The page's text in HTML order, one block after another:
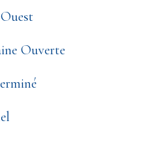
Ouverte